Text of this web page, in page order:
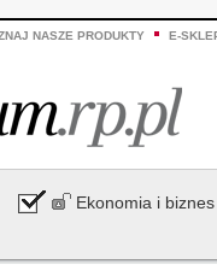
NASZE PRODUKTY E-
Ekonomia i biznes